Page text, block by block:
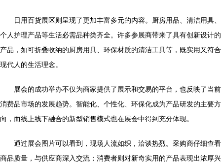
日用百货展区则呈现了更加丰富多元的内容。厨房用品、清洁用具、
个人护理产品等生活必需品种类齐全。许多参展商带来了具有创新设计的
产品，如可折叠收纳的厨房用具、环保材质的清洁工具等，既实用又符合
现代人的生活理念。
展会的成功举办不仅为商家提供了展示和交易的平台，也反映了当前
消费品市场的发展趋势。智能化、个性化、环保化成为产品研发的主要方
向，而线上线下融合的新型销售模式也在展会中得到充分体现。
通过展会图片可以看到，现场人流如织，洽谈热烈。采购商仔细查看
商品质量，与供应商深入交流；消费者则对新奇实用的产品表现出浓厚兴